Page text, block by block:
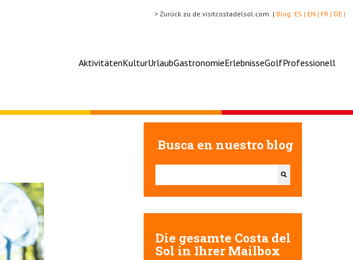
DE |
FR |
EN |
ES |
Blog:
> Zurück zu de.visitcostadelsol.com |
AktivitätenKulturUrlaubGastronomieErlebnisseGolfProfessionell
Busca en nuestro blog
Dies ist ein Suchfeld mit einer automatischen
Die gesamte Costa del
Sol in Ihrer Mailbox